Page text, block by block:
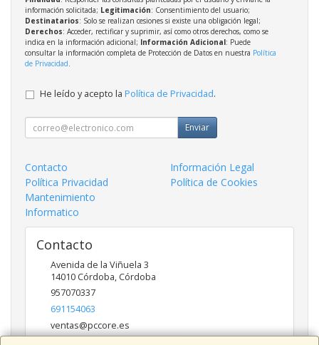
información solicitada; Legitimación: Consentimiento del usuario;
Destinatarios: Solo se realizan cesiones si existe una obligación legal;
Derechos: Acceder, rectificar y suprimir, así como otros derechos, como se
indica en la información adicional; Información Adicional: Puede
consultar la información completa de Protección de Datos en nuestra Política
de Privacidad.
He leído y acepto la Política de Privacidad.
Enviar
Contacto
Información Legal
Política Privacidad
Política de Cookies
Mantenimiento
Informatico
Contacto
Avenida de la Viñuela 3
14010 Córdoba, Córdoba
957070337
691154063
ventas@pccore.es